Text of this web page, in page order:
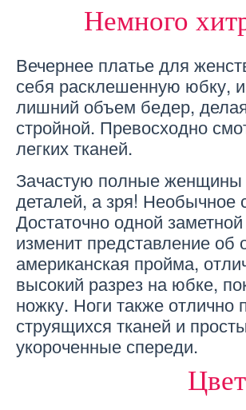
Немного
Вечернее платье для
себя расклешенную юбку,
лишний объем бедер,
стройной. Превосходно
легких тканей.
Зачастую полные женщины
деталей, а зря! Необычное
Достаточно одной
изменит представление
американская пройма,
высокий разрез на юбке,
ножку. Ноги также отлично
струящихся тканей и
укороченные спереди.